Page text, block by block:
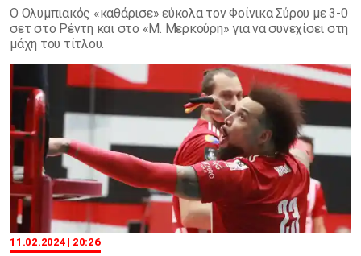
Ο Ολυμπιακός «καθάρισε» εύκολα τον Φοίνικα Σύρου με 3-0
σετ στο Ρέντη και στο «Μ. Μερκούρη» για να συνεχίσει στη
μάχη του τίτλου.
11.02.2024 | 20:26